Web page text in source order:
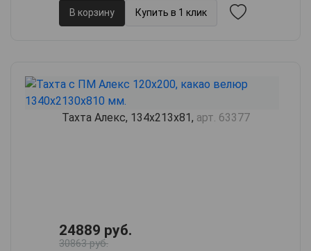
В корзину Купить в 1 клик
Тахта Алекс, 134х213х81, арт. 63377
24889 руб.
30863 руб.